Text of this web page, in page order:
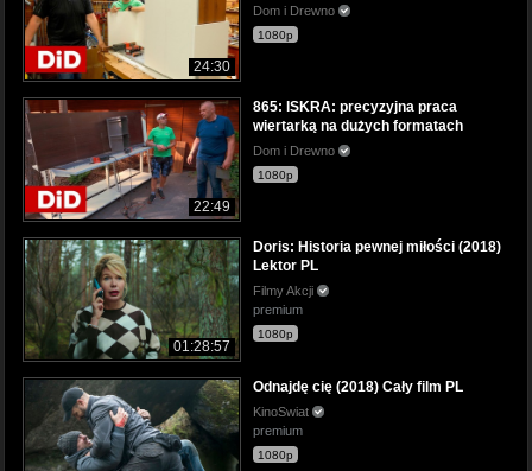
24:30
Dom i Drewno
1080p
22:49
865: ISKRA: precyzyjna praca
wiertarką na dużych formatach
Dom i Drewno
1080p
01:28:57
Doris: Historia pewnej miłości (2018)
Lektor PL
Filmy Akcji
premium
1080p
Odnajdę cię (2018) Cały film PL
KinoSwiat
premium
1080p